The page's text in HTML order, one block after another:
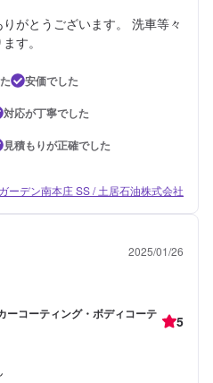
がとうございます。 洗車等々
す。
安価でした
対応が丁寧でした
見積もりが正確でした
ーデン南本庄 SS / 土居石油株式会社
2025/01/26
ーコーティング・ボディコーテ
5